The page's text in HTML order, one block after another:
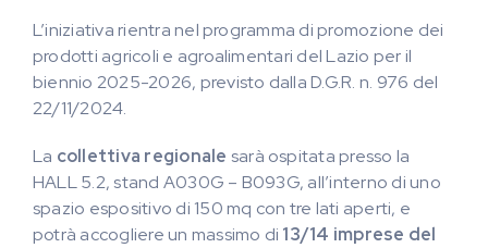
L’iniziativa rientra nel programma di promozione dei
prodotti agricoli e agroalimentari del Lazio per il
biennio 2025-2026, previsto dalla D.G.R. n. 976 del
22/11/2024.
La collettiva regionale sarà ospitata presso la
HALL 5.2, stand A030G – B093G, all’interno di uno
spazio espositivo di 150 mq con tre lati aperti, e
potrà accogliere un massimo di 13/14 imprese del